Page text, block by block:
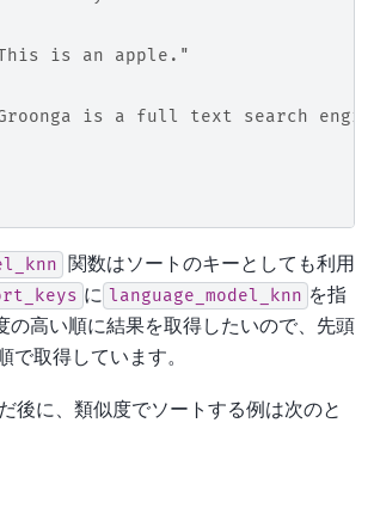
is an apple."
is a full text search
関数はソートのキーとしても利用
に language_model_knn を指
の高い順に結果を取得したいので、先頭
で取得しています。
後に、類似度でソートする例は次のと